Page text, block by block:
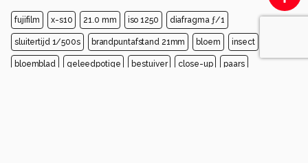
fujifilm x-s10 21.0 mm iso 1250 diafragma ƒ/1
sluitertijd 1/500s brandpuntafstand 21mm bloem insect
bloemblad geleedpotige bestuiver close-up paars